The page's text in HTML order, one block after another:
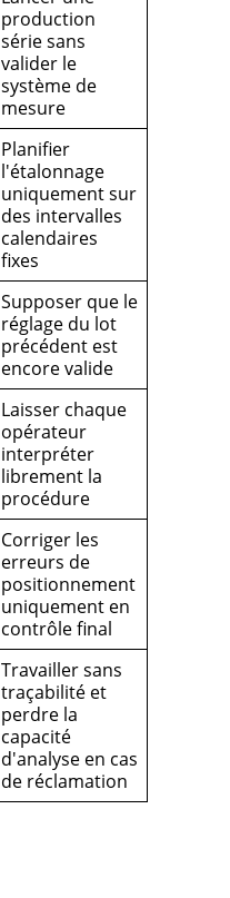
production
série sans
valider le
système de
mesure
Planifier
l'étalonnage
uniquement sur
des intervalles
calendaires
fixes
Supposer que le
réglage du lot
précédent est
encore valide
Laisser chaque
opérateur
interpréter
librement la
procédure
Corriger les
erreurs de
positionnement
uniquement en
contrôle final
Travailler sans
traçabilité et
perdre la
capacité
d'analyse en cas
de réclamation